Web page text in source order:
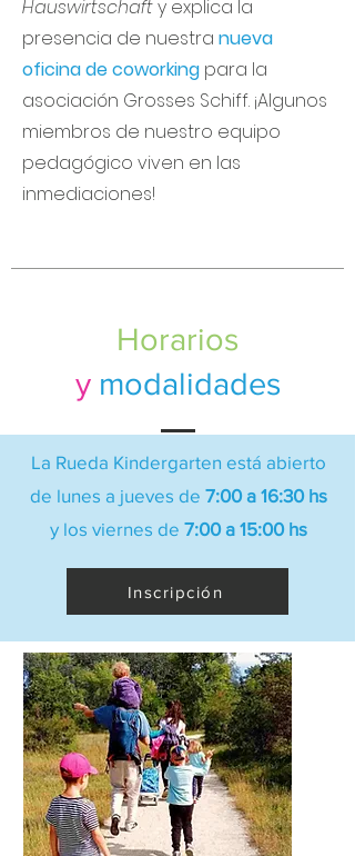
Hauswirtschafty explica la
presencia de nuestra nueva
oficina de coworking para la
asociación Grosses Schiff. ¡Algunos
miembros de nuestro equipo
pedagógico viven en las
inmediaciones!
Horarios
ymodalidades
La Rueda Kindergarten está abierto
de lunes a jueves de 7:00 a 16:30 hs
y los viernes de 7:00 a 15:00 hs
Inscripción